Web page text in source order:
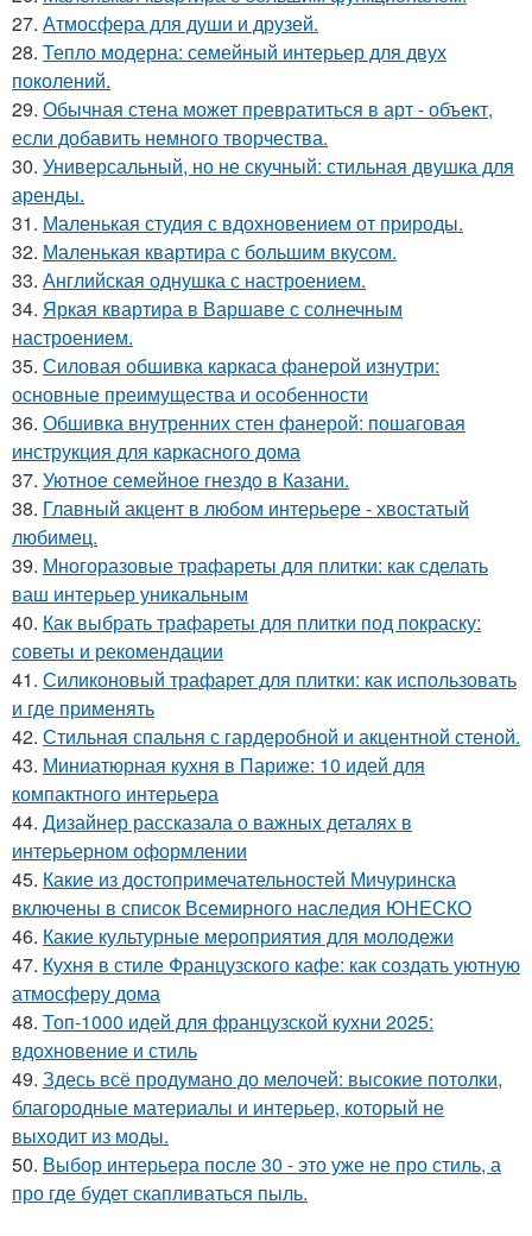
27. Атмосфера для души и друзей.
28. Тепло модерна: семейный интерьер для двух
поколений.
29. Обычная стена может превратиться в арт - объект,
если добавить немного творчества.
30. Универсальный, но не скучный: стильная двушка для
аренды.
31. Маленькая студия с вдохновением от природы.
32. Маленькая квартира с большим вкусом.
33. Английская однушка с настроением.
34. Яркая квартира в Варшаве с солнечным
настроением.
35. Силовая обшивка каркаса фанерой изнутри:
основные преимущества и особенности
36. Обшивка внутренних стен фанерой: пошаговая
инструкция для каркасного дома
37. Уютное семейное гнездо в Казани.
38. Главный акцент в любом интерьере - хвостатый
любимец.
39. Многоразовые трафареты для плитки: как сделать
ваш интерьер уникальным
40. Как выбрать трафареты для плитки под покраску:
советы и рекомендации
41. Силиконовый трафарет для плитки: как использовать
и где применять
42. Стильная спальня с гардеробной и акцентной стеной.
43. Миниатюрная кухня в Париже: 10 идей для
компактного интерьера
44. Дизайнер рассказала о важных деталях в
интерьерном оформлении
45. Какие из достопримечательностей Мичуринска
включены в список Всемирного наследия ЮНЕСКО
46. Какие культурные мероприятия для молодежи
47. Кухня в стиле Французского кафе: как создать уютную
атмосферу дома
48. Топ-1000 идей для французской кухни 2025:
вдохновение и стиль
49. Здесь всё продумано до мелочей: высокие потолки,
благородные материалы и интерьер, который не
выходит из моды.
50. Выбор интерьера после 30 - это уже не про стиль, а
про где будет скапливаться пыль.